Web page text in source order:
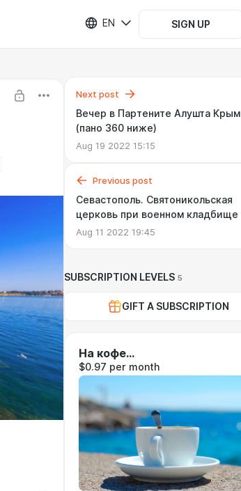
EN SIGN UP
Next post
Вечер в Партените Алушта Крым
(пано 360 ниже)
Aug 19 2022 15:15
Previous post
Севастополь. Святоникольская
церковь при военном кладбище
Aug 11 2022 19:45
SUBSCRIPTION LEVELS 5
GIFT A SUBSCRIPTION
На кофе...
$0.97 per month